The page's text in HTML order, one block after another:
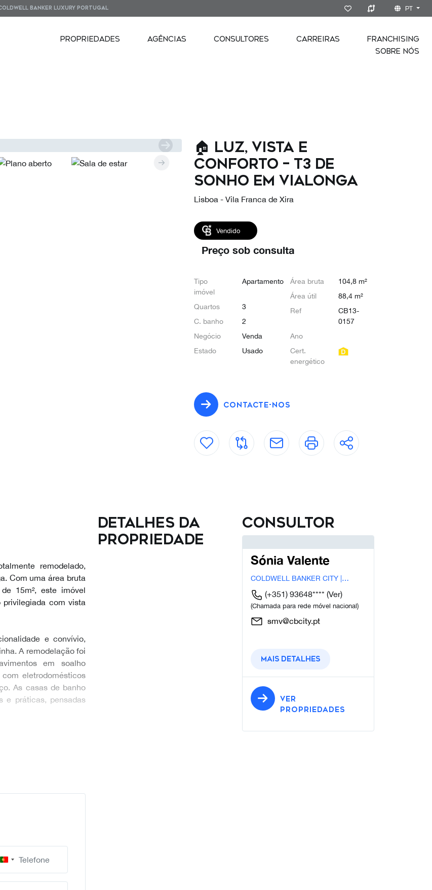
BANKER LUXURY PORTUGAL PT
PROPRIEDADES AGÊNCIAS CONSULTORES CARREIRAS
FRANCHISING
SOBRE NÓS
🏠 Luz, Vista e
Conforto – T3 de
Sonho em Vialonga
Lisboa - Vila Franca de Xira
Vendido
Preço sob consulta
Tipo
imóvel
Apartamento
Quartos
3
C. banho
2
Negócio
Venda
Estado
Usado
Área bruta
104,8 m²
Área útil
88,4 m²
Ref
CB13-
0157
Ano
Cert.
energético
CONTACTE-NOS
remodelado,
Com uma área bruta
15m², este imóvel
com vista
e convívio,
A remodelação foi
em soalho
eletrodomésticos
As casas de banho
e práticas, pensadas
Portugal
+351
Detalhes da
propriedade
Consultor
Sónia Valente
COLDWELL BANKER CITY |
MALVAROSA
(+351) 93648**** (Ver)
(Chamada para rede móvel nacional)
smv@cbcity.pt
Mais detalhes
VER
PROPRIEDADES